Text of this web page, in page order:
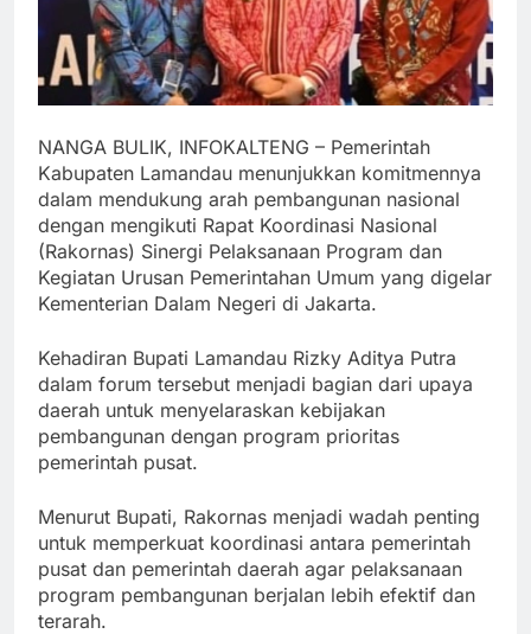
NANGA BULIK, INFOKALTENG – Pemerintah
Kabupaten Lamandau menunjukkan komitmennya
dalam mendukung arah pembangunan nasional
dengan mengikuti Rapat Koordinasi Nasional
(Rakornas) Sinergi Pelaksanaan Program dan
Kegiatan Urusan Pemerintahan Umum yang digelar
Kementerian Dalam Negeri di Jakarta.
Kehadiran Bupati Lamandau Rizky Aditya Putra
dalam forum tersebut menjadi bagian dari upaya
daerah untuk menyelaraskan kebijakan
pembangunan dengan program prioritas
pemerintah pusat.
Menurut Bupati, Rakornas menjadi wadah penting
untuk memperkuat koordinasi antara pemerintah
pusat dan pemerintah daerah agar pelaksanaan
program pembangunan berjalan lebih efektif dan
terarah.